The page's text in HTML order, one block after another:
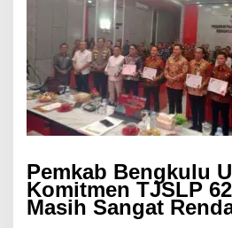
Pemkab Bengkulu
Komitmen TJSLP
Masih Sangat